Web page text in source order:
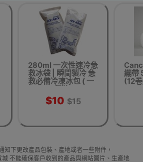
280ml 一次性速冷急
救冰袋 | 瞬間製冷 急
救必備冷凍冰包 ( 一
個裝)
$10 $15
繃帶
(12
知下更改產品包裝、產地或者一些附件，
不能確保客戶收到的產品與網站圖片、生產地